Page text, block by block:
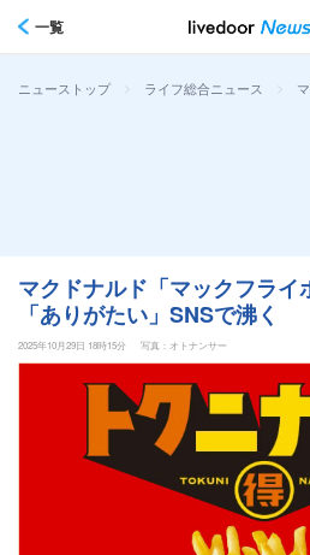
一覧
ニューストップ > ライフ総合ニュース >
マクドナルド「マックフライ
「ありがたい」SNSで沸く
2025年10月29日 18時15分 写真：オトナンサー